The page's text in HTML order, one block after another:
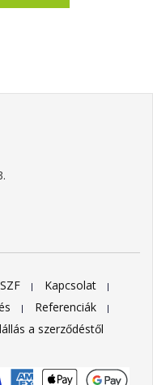
Kapcsolat
Referenciák
a szerződéstől